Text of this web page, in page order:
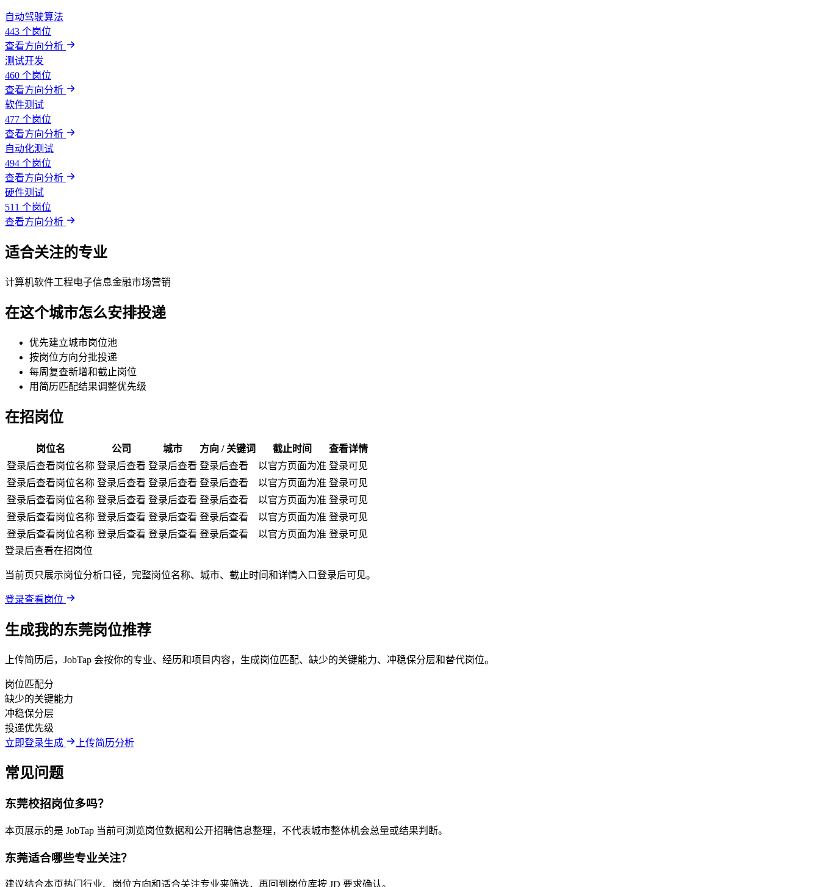
自动驾驶算法
443 个岗位
查看方向分析
测试开发
460 个岗位
查看方向分析
软件测试
477 个岗位
查看方向分析
自动化测试
494 个岗位
查看方向分析
硬件测试
511 个岗位
查看方向分析
适合关注的专业
计算机软件工程电子信息金融市场营销
在这个城市怎么安排投递
优先建立城市岗位池
按岗位方向分批投递
每周复查新增和截止岗位
用简历匹配结果调整优先级
在招岗位
岗位名 公司 城市 方向 / 关键词 截止时间
查看详情
登录后查看岗位名称 登录后查看 登录后查看 登录后查看 以官方页面为准 登录可见
登录后查看岗位名称 登录后查看 登录后查看 登录后查看 以官方页面为准 登录可见
登录后查看岗位名称 登录后查看 登录后查看 登录后查看 以官方页面为准 登录可见
登录后查看岗位名称 登录后查看 登录后查看 登录后查看 以官方页面为准 登录可见
登录后查看岗位名称 登录后查看 登录后查看 登录后查看 以官方页面为准 登录可见
登录后查看在招岗位
当前页只展示岗位分析口径，完整岗位名称、城市、截止时间和详情入口登录后可见。
登录查看岗位
生成我的东莞岗位推荐
上传简历后，JobTap 会按你的专业、经历和项目内容，生成岗位匹配、缺少的关键能力、冲稳保分层和替代岗位。
岗位匹配分
缺少的关键能力
冲稳保分层
投递优先级
立即登录生成
上传简历分析
常见问题
东莞校招岗位多吗？
本页展示的是 JobTap 当前可浏览岗位数据和公开招聘信息整理，不代表城市整体机会总量或结果判断。
东莞适合哪些专业关注？
建议结合本页热门行业、岗位方向和适合关注专业来筛选，再回到岗位库按 JD 要求确认。